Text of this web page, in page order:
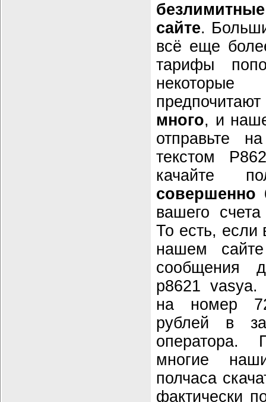
сайте.
всё еще
тарифы
много, и
отправьте
текстом
качайте
совершенно
вашего
То есть, если
нашем
сообщения
p8621
на номер
рублей в
оператора.
многие
полчаса
фактически